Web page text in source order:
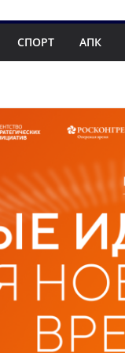
СПОРТ АПК